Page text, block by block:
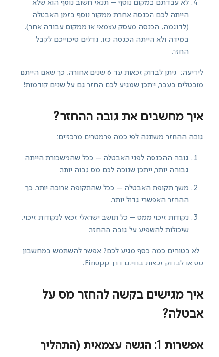
לא עבדתם במקום נוסף – תנאי חשוב נוסף הוא שלא
הייתה לכם הכנסה אחרת ממקור נוסף בזמן האבטלה
(לדוגמה, הכנסה מעסק עצמאי או ממקום עבודה אחר).
במידה ולא הייתה הכנסה כזו, גדלים סיכוייכם לקבל
החזר.
לידיעה: ניתן לבדוק זכאות עד 6 שנים אחורה, כך שאם הייתם
מובטלים בעבר, ייתכן שמגיע לכם החזר גם על שנים קודמות!
איך מחשבים את גובה ההחזר?
גובה ההחזר משתנה לפי כמה פרמטרים מרכזיים:
גובה ההכנסה לפני האבטלה – ככל שהמשכורת הייתה
גבוהה יותר, ייתכן שנוכה לכם מס גבוה יותר.
משך תקופת האבטלה – ככל שהתקופה ארוכה יותר, כך
ההחזר האפשרי גדול יותר.
נקודות זיכוי ממס – כל תושב ישראלי זכאי לנקודות זיכוי,
שיכולות להשפיע על גובה ההחזר.
לא בטוחים כמה כסף מגיע לכם? אפשר להשתמש במחשבון
מס או לבדוק זכאות בחינם דרך Finupp.
איך מגישים בקשה להחזר מס על
אבטלה?
אפשרות 1: הגשה עצמאית (התהליך